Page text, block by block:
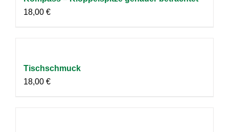
18,00 €
Tischschmuck
18,00 €